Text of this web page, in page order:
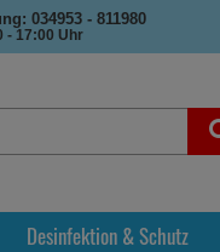
034953 - 811980
- 17:00 Uhr
Desinfektion & Schutz